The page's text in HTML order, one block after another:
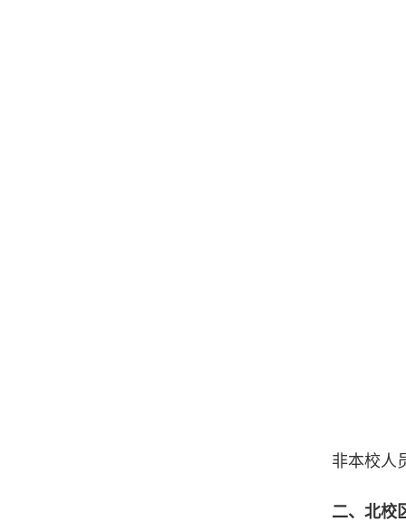
非本校人
二、北校